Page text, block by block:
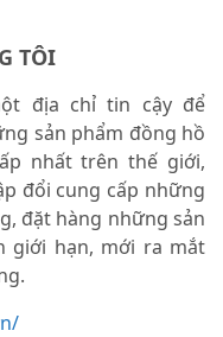
TÔI
địa chỉ tin cậy để
sản phẩm đồng hồ
nhất trên thế giới,
đổi cung cấp những
đặt hàng những sản
giới hạn, mới ra mắt